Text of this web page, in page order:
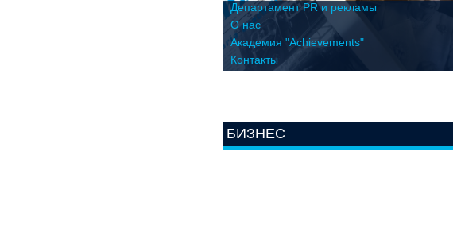
Департамент PR и рекламы
О нас
Академия "Achievements"
Контакты
БИЗНЕС